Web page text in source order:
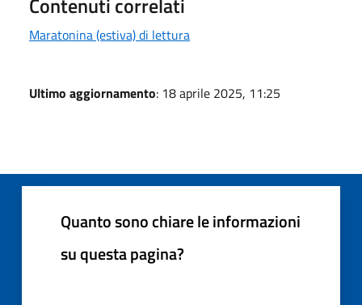
Maratonina (estiva) di lettura
Ultimo aggiornamento: 18 aprile 2025, 11:25
Quanto sono chiare le informazioni
su questa pagina?